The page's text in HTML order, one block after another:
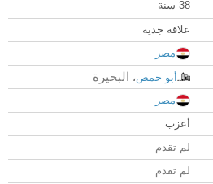
38 سنة
علاقة جدية
مصر
أبو حمص، البحيرة
مصر
أعزب
لم تقدم
لم تقدم